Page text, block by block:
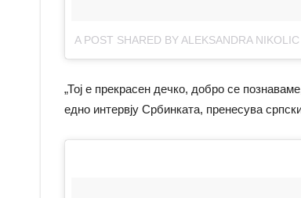
A POST SHARED BY ALEKSANDRA
„Тој е прекрасен дечко, добро се
едно интервју Србинката, пренесува